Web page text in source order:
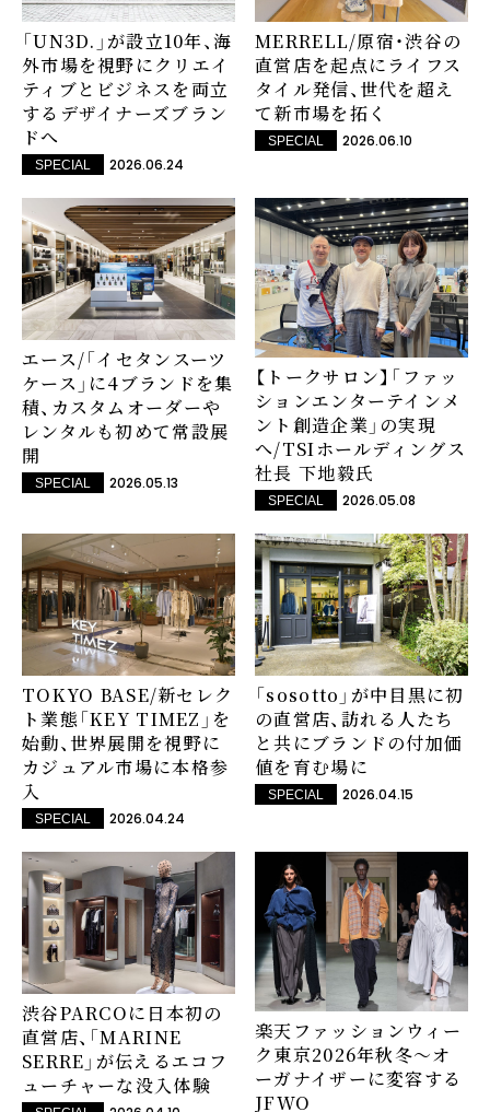
「UN3D.」が設立10年、海
外市場を視野にクリエイ
ティブとビジネスを両立
するデザイナーズブラン
ドへ
SPECIAL 2026.06.24
MERRELL/原宿・渋谷の
直営店を起点にライフス
タイル発信、世代を超え
て新市場を拓く
SPECIAL 2026.06.10
エース/「イセタンスーツ
ケース」に4ブランドを集
積、カスタムオーダーや
レンタルも初めて常設展
開
SPECIAL 2026.05.13
【トークサロン】「ファッ
ションエンターテインメ
ント創造企業」の実現
へ/TSIホールディングス
社長 下地毅氏
SPECIAL 2026.05.08
TOKYO BASE/新セレク
ト業態「KEY TIMEZ」を
始動、世界展開を視野に
カジュアル市場に本格参
入
SPECIAL 2026.04.24
「sosotto」が中目黒に初
の直営店、訪れる人たち
と共にブランドの付加価
値を育む場に
SPECIAL 2026.04.15
渋谷PARCOに日本初の
直営店、「MARINE
SERRE」が伝えるエコフ
ューチャーな没入体験
楽天ファッションウィー
ク東京2026年秋冬～オ
ーガナイザーに変容する
JFWO